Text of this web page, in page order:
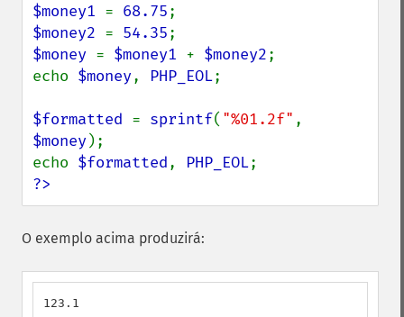
$money1 = 68.75
$money2 = 54.35
$money = $money1 + $money2;
echo $money, PHP_EOL;
$formatted = sprintf( "%01.2f"
$money);
echo $formatted, PHP_EOL
?>
O exemplo acima produzirá:
123.1